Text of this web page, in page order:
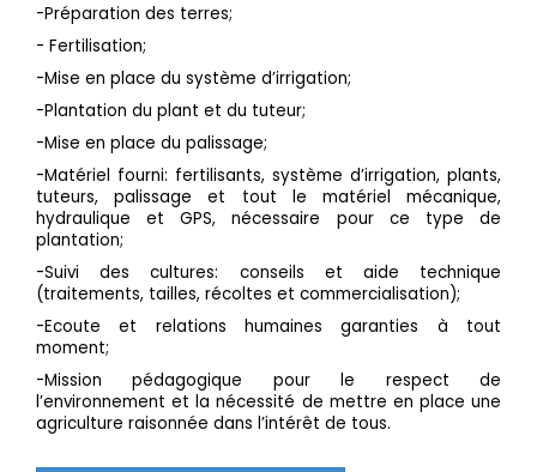
-Préparation des terres;
- Fertilisation;
-Mise en place du système d’irrigation;
-Plantation du plant et du tuteur;
-Mise en place du palissage;
-Matériel fourni: fertilisants, système d’irrigation, plants,
tuteurs, palissage et tout le matériel mécanique,
hydraulique et GPS, nécessaire pour ce type de
plantation;
-Suivi des cultures: conseils et aide technique
(traitements, tailles, récoltes et commercialisation);
-Ecoute et relations humaines garanties à tout
moment;
-Mission pédagogique pour le respect de
l’environnement et la nécessité de mettre en place une
agriculture raisonnée dans l’intérêt de tous.